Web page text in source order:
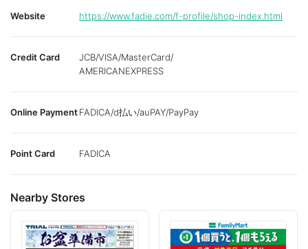
Website https://www.fadie.com/f-profile/shop-index.html
Credit Card
JCB/VISA/MasterCard/
AMERICANEXPRESS
Online PaymentFADICA/d払い/auPAY/PayPay
Point Card FADICA
Nearby Stores